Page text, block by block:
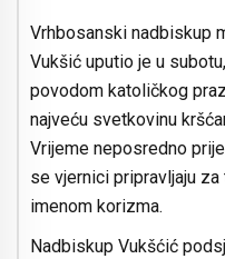
Vrhbosanski nadbiskup
Vukšić uputio je u
povodom katoličkog
najveću svetkovinu
Vrijeme neposredno
se vjernici pripravljaju
imenom korizma.
Nadbiskup Vukšćić